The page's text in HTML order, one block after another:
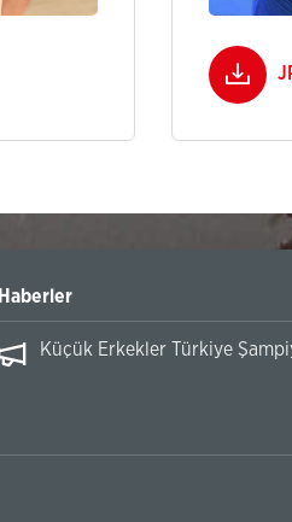
Haberler
Küçük Erkekler Türkiye